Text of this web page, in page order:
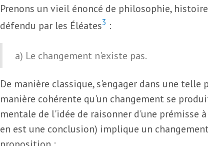
Prenons un vieil énoncé de philosophie,
défendu par les Éléates3 :
a) Le changement n'existe pas.
De manière classique, s'engager dans une
manière cohérente qu'un changement se
mentale de l'idée de raisonner d'une prémisse
en est une conclusion) implique un